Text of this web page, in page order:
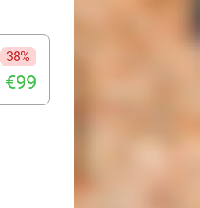
38%
€99